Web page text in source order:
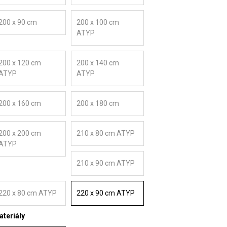
x 90 cm
200 x 100 cm
ATYP
x 120 cm
200 x 140 cm
ATYP
x 160 cm 200 x 180 cm
x 200 cm
210 x 80 cm ATYP
210 x 90 cm ATYP
x 80 cm ATYP 220 x 90 cm ATYP